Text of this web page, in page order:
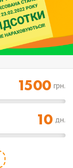
грн.
дн.